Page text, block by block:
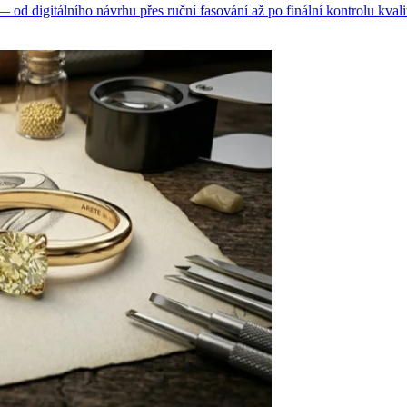
digitálního návrhu přes ruční fasování až po finální kontrolu